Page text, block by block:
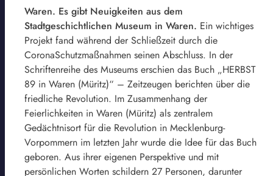
Waren. Es gibt Neuigkeiten aus dem
Stadtgeschichtlichen Museum in Waren. Ein wichtiges
Projekt fand während der Schließzeit durch die
CoronaSchutzmaßnahmen seinen Abschluss. In der
Schriftenreihe des Museums erschien das Buch „HERBST
89 in Waren (Müritz)“ – Zeitzeugen berichten über die
friedliche Revolution. Im Zusammenhang der
Feierlichkeiten in Waren (Müritz) als zentralem
Gedächtnisort für die Revolution in Mecklenburg-
Vorpommern im letzten Jahr wurde die Idee für das Buch
geboren. Aus ihrer eigenen Perspektive und mit
persönlichen Worten schildern 27 Personen, darunter